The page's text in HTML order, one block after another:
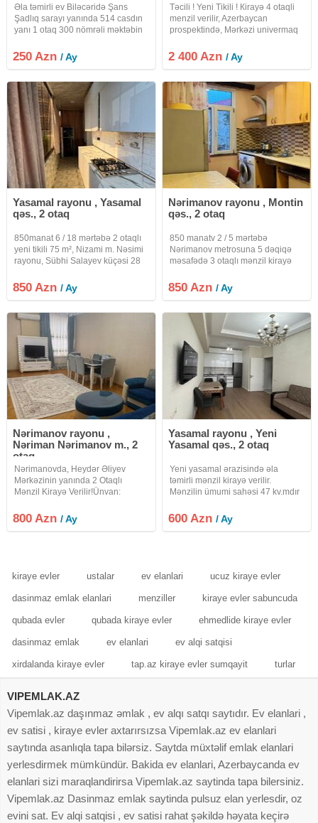
Əla təmirli ev Biləcəridə Şans
Şadlıq sarayı yanında 514 casdın
yanı 1 otaq 300 nömrəli məktəbin
vəziyətdə olan ev verlir başqa
evlər də var öz şəkilləri
250 Azn/ Ay
Təcili ! Yeni Tikili ! Кirayə 4 otaqli
menzil verilir, Azerbaycan
prospektində, Mərkəzi univermaq
"İçərişəhər" metrosu yaxinliğinda.
Mərtəbə: 16/4. Ümumi sahəsi: 150
2 400 Azn/ Ay
Yasamal rayonu , Yasamal
qəs., 2 otaq
850manat 6 / 18 mərtəbə 2 otaqlı
yeni tikili 75 m², Nizami m. Nəsimi
rayonu, Sübhi Salayev küçəsi 28
Zabitlər bağına 5–8 dəqiqə piyada
məsafədə (28 May metrosuna 10-
850 Azn/ Ay
Nərimanov rayonu , Montin
qəs., 2 otaq
850 manatv 2 / 5 mərtəbə
Nərimanov metrosuna 5 dəqiqə
məsafədə 3 otaqlı mənzil kirayə
5 dəqiqəlik piyada məsafə Səliqəli
və müasir bina 2 yataq otağı +
850 Azn/ Ay
Nərimanov rayonu ,
Nəriman Nərimanov m., 2
otaq
Nərimanovda, Heydər Əliyev
Mərkəzinin yanında 2 Otaqlı
Mənzil Kirayə Verilir! ​Ünvan:
metrosuna və Heydər Əliyev
Mərkəzinə yaxın, "Günaydın"
800 Azn/ Ay
Yasamal rayonu , Yeni
Yasamal qəs., 2 otaq
Yeni yasamal ərazisində əla
təmirli mənzil kirayə verilir.
Mənzilin ümumi sahəsi 47 kv.mdır
mərtəbəli binanın 13-cü
mərtəbəsində yerləşir. 30 Azn
600 Azn/ Ay
kiraye evler ustalar ev elanlari ucuz kiraye evler
dasinmaz emlak elanlari menziller kiraye evler sabuncuda
qubada evler qubada kiraye evler ehmedlide kiraye evler
dasinmaz emlak ev elanlari ev alqi satqisi
xirdalanda kiraye evler tap.az kiraye evler sumqayit turlar
VIPEMLAK.AZ
Vipemlak.az daşınmaz əmlak , ev alqı satqı saytıdır. Ev elanlari ,
ev satisi , kiraye evler axtarırsızsa Vipemlak.az ev elanlari
saytında asanlıqla tapa bilərsiz. Saytda müxtəlif emlak elanlari
yerlesdirmek mümkündür. Bakida ev elanlari, Azerbaycanda ev
elanlari sizi maraqlandirirsa Vipemlak.az saytinda tapa bilersiniz.
Vipemlak.az Dasinmaz emlak saytinda pulsuz elan yerlesdir, oz
evini sat. Ev alqi satqisi , ev satisi rahat şəkildə həyata keçirə